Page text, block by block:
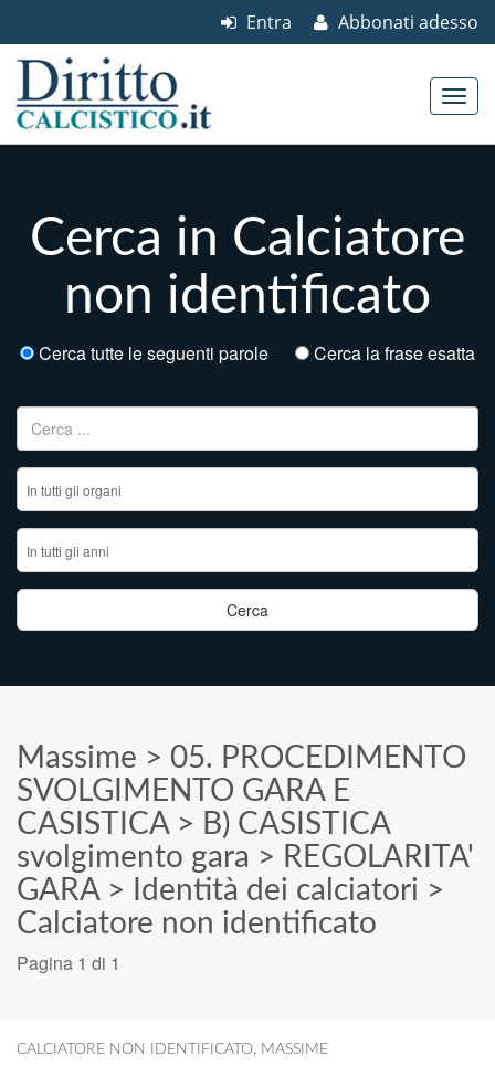
Abbonati adesso
Entra
Cerca in Calciatore
non identificato
Cerca tutte le seguenti parole Cerca la frase esatta
Ricerca per:
Massime > 05. PROCEDIMENTO
SVOLGIMENTO GARA E
CASISTICA> B) CASISTICA
svolgimento gara > REGOLARITA'
GARA> Identità dei calciatori >
Calciatore non identificato
Pagina 1 di 1
CALCIATORE NON IDENTIFICATO, MASSIME